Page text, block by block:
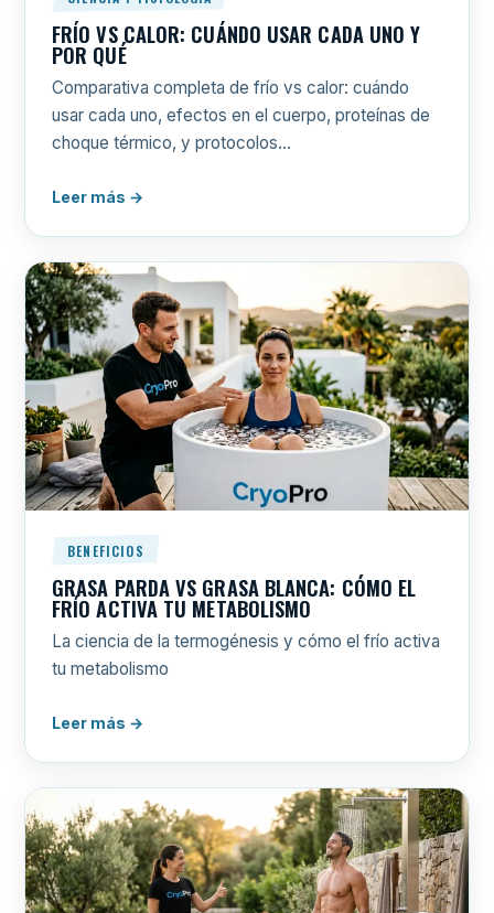
FRÍO VS CALOR: CUÁNDO USAR CADA UNO Y
POR QUÉ
Comparativa completa de frío vs calor: cuándo
usar cada uno, efectos en el cuerpo, proteínas de
choque térmico, y protocolos…
Leer más →
BENEFICIOS
GRASA PARDA VS GRASA BLANCA: CÓMO EL
FRÍO ACTIVA TU METABOLISMO
La ciencia de la termogénesis y cómo el frío activa
tu metabolismo
Leer más →